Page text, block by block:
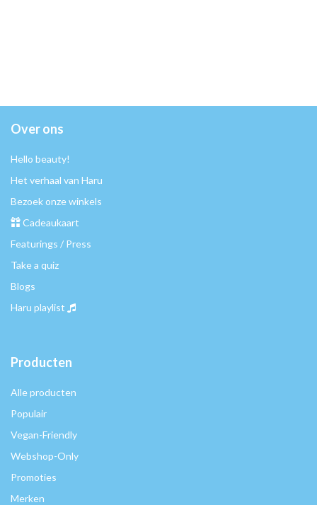
Over ons
Hello beauty!
Het verhaal van Haru
Bezoek onze winkels
Cadeaukaart
Featurings / Press
Take a quiz
Blogs
Haru playlist
Producten
Alle producten
Populair
Vegan-Friendly
Webshop-Only
Promoties
Merken